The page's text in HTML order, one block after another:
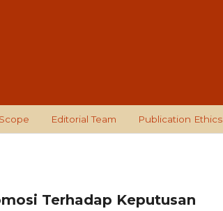
Editorial Team Publication Ethics
Terhadap Keputusan